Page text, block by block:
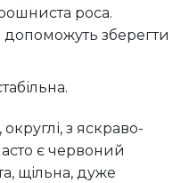
роса.
зберегти
з яскраво-
є червоний
щільна, дуже